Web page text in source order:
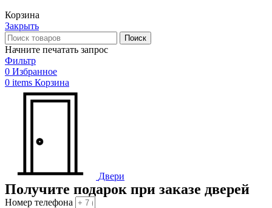
Корзина
Закрыть
Поиск
Начните печатать запрос
Фильтр
0 Избранное
0 items Корзина
Двери
Получите подарок при заказе дверей
Номер телефона